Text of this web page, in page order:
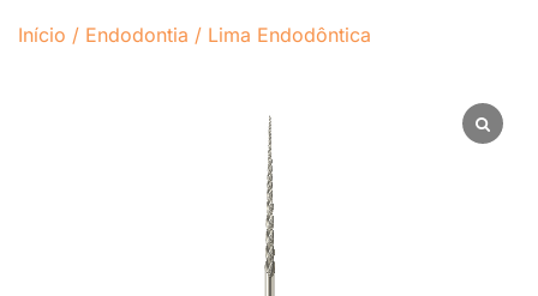
Início / Endodontia / Lima Endodôntica